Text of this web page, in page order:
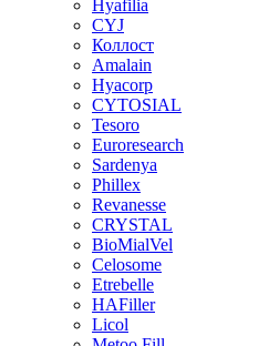
Hyafilia
CYJ
Коллост
Amalain
Hyacorp
CYTOSIAL
Tesoro
Euroresearch
Sardenya
Phillex
Revanesse
CRYSTAL
BioMialVel
Celosome
Etrebelle
HAFiller
Licol